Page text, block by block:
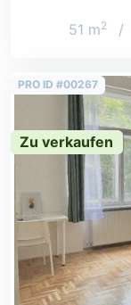
51 m2 /
PRO ID #00267
Zu verkaufen